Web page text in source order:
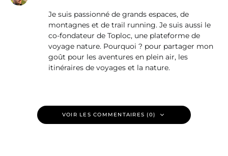
Je suis passionné de grands espaces, de
montagnes et de trail running. Je suis aussi le
co-fondateur de Toploc, une plateforme de
voyage nature. Pourquoi ? pour partager mon
goût pour les aventures en plein air, les
itinéraires de voyages et la nature.
VOIR LES COMMENTAIRES (0)